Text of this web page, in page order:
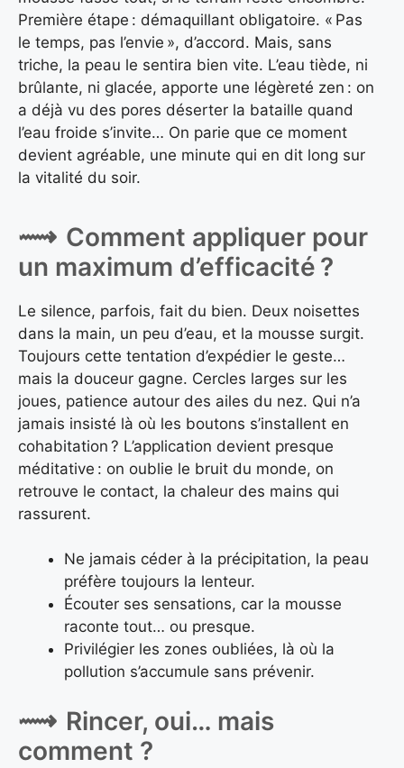
Première étape : démaquillant obligatoire. « Pas
le temps, pas l’envie », d’accord. Mais, sans
triche, la peau le sentira bien vite. L’eau tiède, ni
brûlante, ni glacée, apporte une légèreté zen : on
a déjà vu des pores déserter la bataille quand
l’eau froide s’invite… On parie que ce moment
devient agréable, une minute qui en dit long sur
la vitalité du soir.
Comment appliquer pour
un maximum d’efficacité ?
Le silence, parfois, fait du bien. Deux noisettes
dans la main, un peu d’eau, et la mousse surgit.
Toujours cette tentation d’expédier le geste…
mais la douceur gagne. Cercles larges sur les
joues, patience autour des ailes du nez. Qui n’a
jamais insisté là où les boutons s’installent en
cohabitation ? L’application devient presque
méditative : on oublie le bruit du monde, on
retrouve le contact, la chaleur des mains qui
rassurent.
Ne jamais céder à la précipitation, la peau
préfère toujours la lenteur.
Écouter ses sensations, car la mousse
raconte tout… ou presque.
Privilégier les zones oubliées, là où la
pollution s’accumule sans prévenir.
Rincer, oui… mais
comment ?